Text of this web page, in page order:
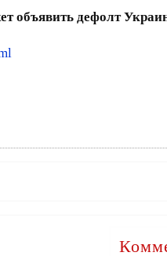
объявить дефолт